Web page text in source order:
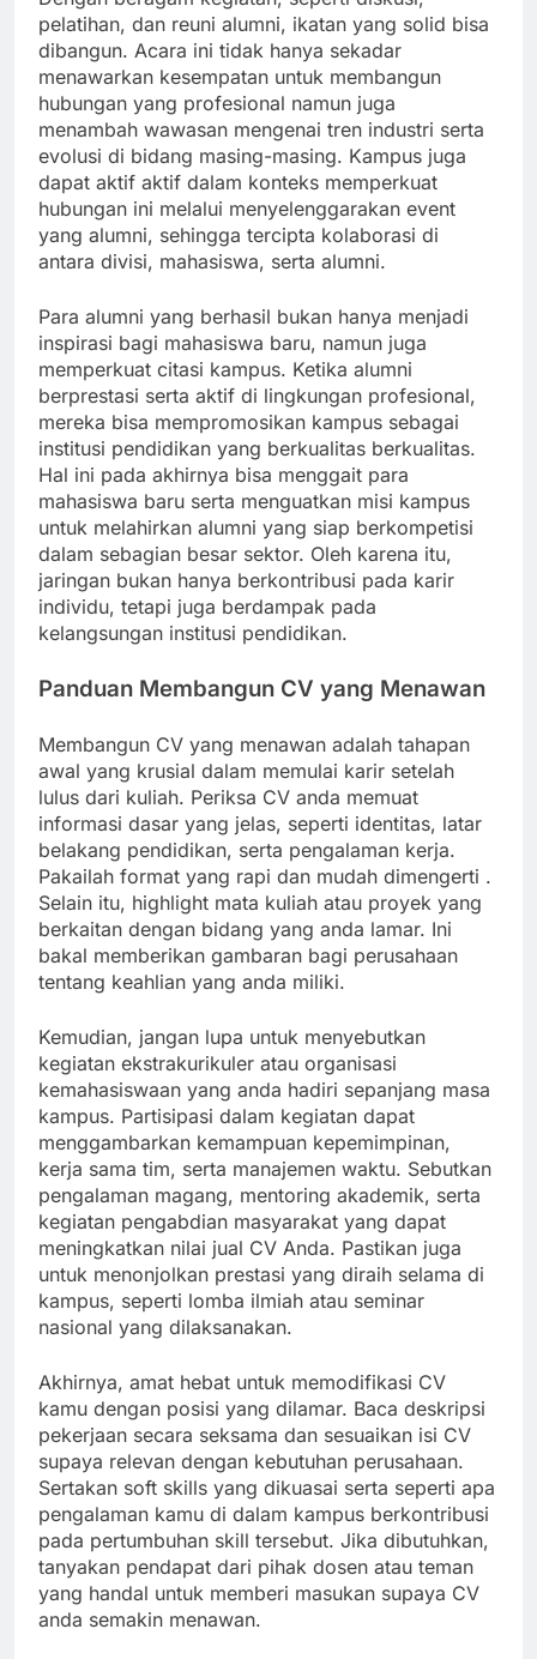
pelatihan, dan reuni alumni, ikatan yang solid bisa
dibangun. Acara ini tidak hanya sekadar
menawarkan kesempatan untuk membangun
hubungan yang profesional namun juga
menambah wawasan mengenai tren industri serta
evolusi di bidang masing-masing. Kampus juga
dapat aktif aktif dalam konteks memperkuat
hubungan ini melalui menyelenggarakan event
yang alumni, sehingga tercipta kolaborasi di
antara divisi, mahasiswa, serta alumni.
Para alumni yang berhasil bukan hanya menjadi
inspirasi bagi mahasiswa baru, namun juga
memperkuat citasi kampus. Ketika alumni
berprestasi serta aktif di lingkungan profesional,
mereka bisa mempromosikan kampus sebagai
institusi pendidikan yang berkualitas berkualitas.
Hal ini pada akhirnya bisa menggait para
mahasiswa baru serta menguatkan misi kampus
untuk melahirkan alumni yang siap berkompetisi
dalam sebagian besar sektor. Oleh karena itu,
jaringan bukan hanya berkontribusi pada karir
individu, tetapi juga berdampak pada
kelangsungan institusi pendidikan.
Panduan Membangun CV yang Menawan
Membangun CV yang menawan adalah tahapan
awal yang krusial dalam memulai karir setelah
lulus dari kuliah. Periksa CV anda memuat
informasi dasar yang jelas, seperti identitas, latar
belakang pendidikan, serta pengalaman kerja.
Pakailah format yang rapi dan mudah dimengerti .
Selain itu, highlight mata kuliah atau proyek yang
berkaitan dengan bidang yang anda lamar. Ini
bakal memberikan gambaran bagi perusahaan
tentang keahlian yang anda miliki.
Kemudian, jangan lupa untuk menyebutkan
kegiatan ekstrakurikuler atau organisasi
kemahasiswaan yang anda hadiri sepanjang masa
kampus. Partisipasi dalam kegiatan dapat
menggambarkan kemampuan kepemimpinan,
kerja sama tim, serta manajemen waktu. Sebutkan
pengalaman magang, mentoring akademik, serta
kegiatan pengabdian masyarakat yang dapat
meningkatkan nilai jual CV Anda. Pastikan juga
untuk menonjolkan prestasi yang diraih selama di
kampus, seperti lomba ilmiah atau seminar
nasional yang dilaksanakan.
Akhirnya, amat hebat untuk memodifikasi CV
kamu dengan posisi yang dilamar. Baca deskripsi
pekerjaan secara seksama dan sesuaikan isi CV
supaya relevan dengan kebutuhan perusahaan.
Sertakan soft skills yang dikuasai serta seperti apa
pengalaman kamu di dalam kampus berkontribusi
pada pertumbuhan skill tersebut. Jika dibutuhkan,
tanyakan pendapat dari pihak dosen atau teman
yang handal untuk memberi masukan supaya CV
anda semakin menawan.